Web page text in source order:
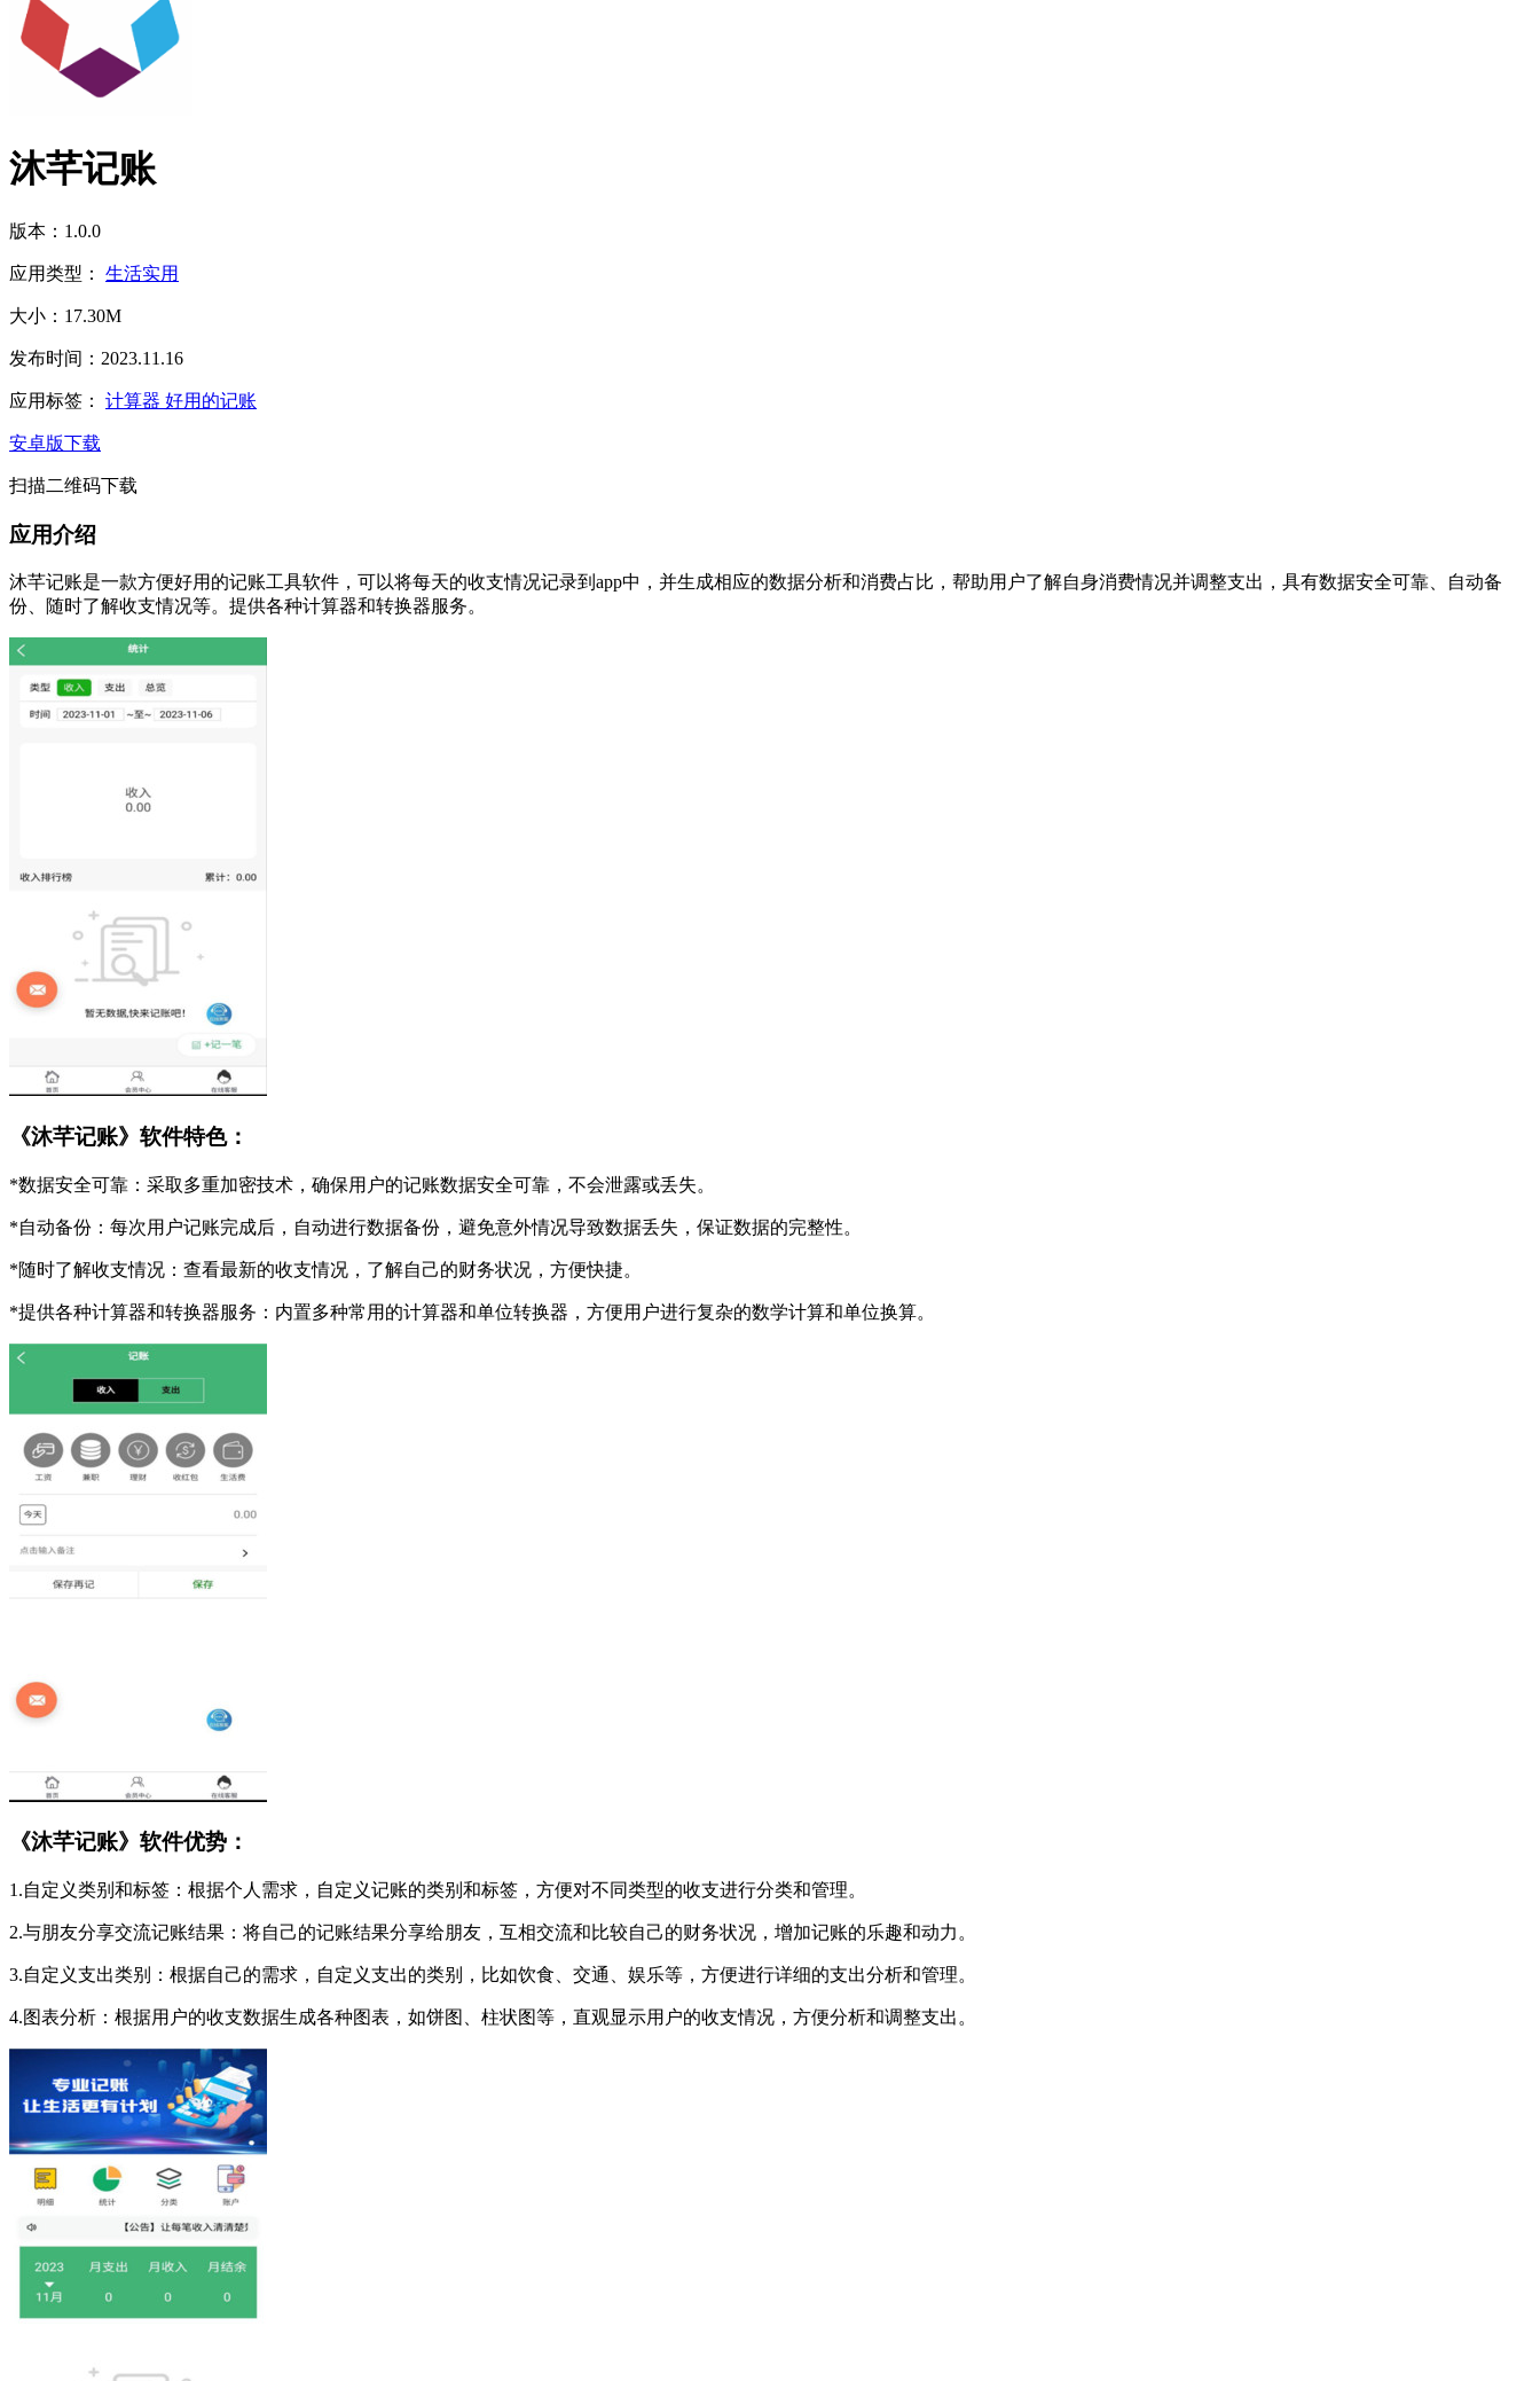
沐芊记账
版本：1.0.0
应用类型： 生活实用
大小：17.30M
发布时间：2023.11.16
应用标签： 计算器 好用的记账
安卓版下载
扫描二维码下载
应用介绍
沐芊记账是一款方便好用的记账工具软件，可以将每天的收支情况记录到app中，并生成相应的数据分析和消费占比，帮助用户了解自身消费情况并调整支出，具有数据安全可靠、自动备
份、随时了解收支情况等。提供各种计算器和转换器服务。
《沐芊记账》软件特色：
*数据安全可靠：采取多重加密技术，确保用户的记账数据安全可靠，不会泄露或丢失。
*自动备份：每次用户记账完成后，自动进行数据备份，避免意外情况导致数据丢失，保证数据的完整性。
*随时了解收支情况：查看最新的收支情况，了解自己的财务状况，方便快捷。
*提供各种计算器和转换器服务：内置多种常用的计算器和单位转换器，方便用户进行复杂的数学计算和单位换算。
《沐芊记账》软件优势：
1.自定义类别和标签：根据个人需求，自定义记账的类别和标签，方便对不同类型的收支进行分类和管理。
2.与朋友分享交流记账结果：将自己的记账结果分享给朋友，互相交流和比较自己的财务状况，增加记账的乐趣和动力。
3.自定义支出类别：根据自己的需求，自定义支出的类别，比如饮食、交通、娱乐等，方便进行详细的支出分析和管理。
4.图表分析：根据用户的收支数据生成各种图表，如饼图、柱状图等，直观显示用户的收支情况，方便分析和调整支出。